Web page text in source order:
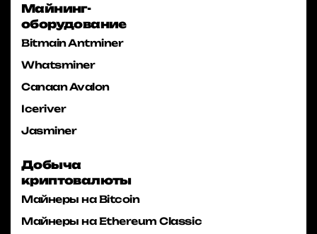
Майнинг-
оборудование
Bitmain Antminer
Whatsminer
Canaan Avalon
Iceriver
Jasminer
Добыча
криптовалюты
Майнеры на Bitcoin
Майнеры на Ethereum Classic